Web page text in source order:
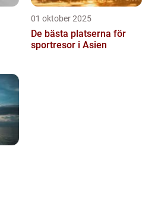
01 oktober 2025
De bästa platserna för
sportresor i Asien